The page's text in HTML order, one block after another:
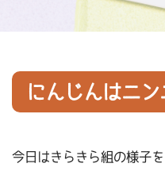
にんじんはニン
今日はきらきら組の様子